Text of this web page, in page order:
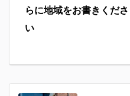
らに地域をお書きくださ
い